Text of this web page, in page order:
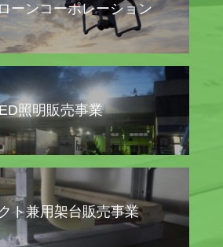
ーンコーポレーション
照明販売事業
ト兼用架台販売事業